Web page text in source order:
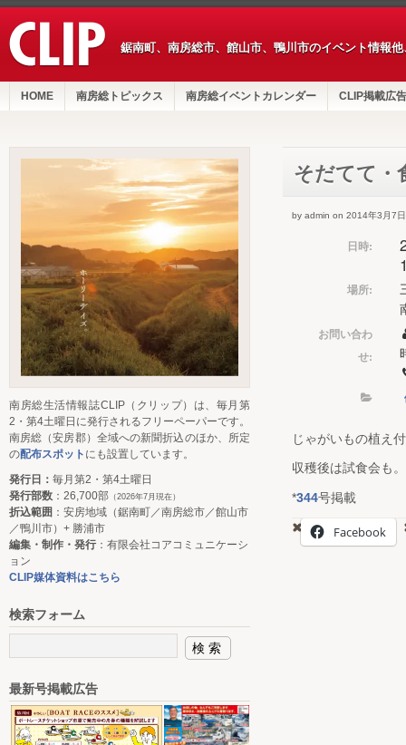
鋸南町、南房総市、館山市、鴨川市のイベント情報
HOME 南房総トピックス 南房総イベントカレンダー CLIP掲載広告
そだてて・
by admin on 2014年3月7日
日時:
場所:
お問い合わ
せ:
じゃがいもの植え
収穫後は試食会も。
*344号掲載
Facebook
南房総生活情報誌CLIP（クリップ）は、毎月第
2・第4土曜日に発行されるフリーペーパーです。
南房総（安房郡）全域への新聞折込のほか、所定
の配布スポット にも設置しています。
発行日： 毎月第2・第4土曜日
発行部数 ：26,700部 （2026年7月現在）
折込範囲 ：安房地域（鋸南町／南房総市／館山市
／鴨川市）+ 勝浦市
編集・制作・発行：有限会社コアコミュニケーシ
ョン
CLIP媒体資料はこちら
検索フォーム
最新号掲載広告